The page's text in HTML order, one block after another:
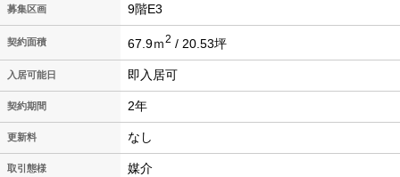
募集区画 9階E3
契約面積 67.9ｍ2 / 20.53坪
入居可能日 即入居可
契約期間 2年
更新料 なし
取引態様 媒介